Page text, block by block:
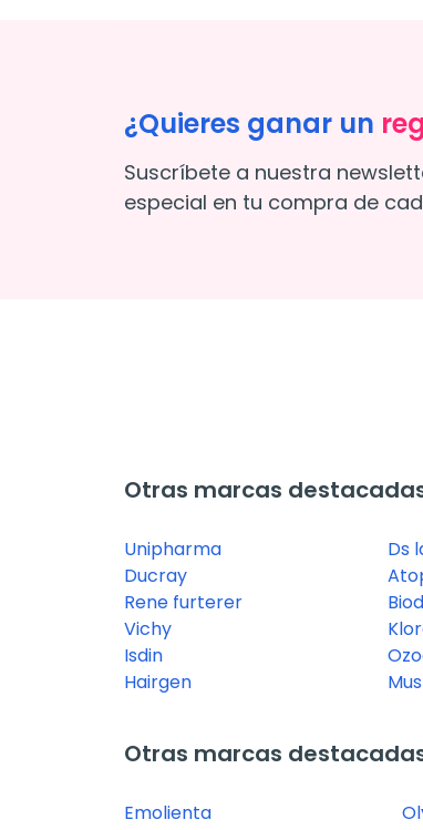
¿Quieres ganar un
Suscríbete a nuestra
especial en tu compra de
Otras marcas
Unipharma
Ducray
Rene furterer
Vichy
Isdin
Hairgen
Ds
Otras marcas
Emolienta